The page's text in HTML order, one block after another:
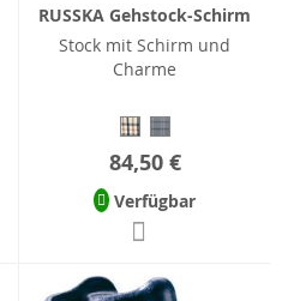
RUSSKA Gehstock-Schirm
Stock mit Schirm und
Charme
84,50 €
Verfügbar